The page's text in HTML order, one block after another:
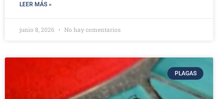
LEER MÁS »
junio 8, 2026 No hay comentarios
PLAGAS